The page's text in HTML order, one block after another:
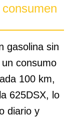
gasolina sin
consumo
100 km,
625DSX, lo
diario y